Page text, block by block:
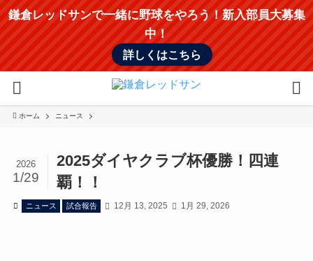
鎌倉レッドサンで一緒に野球をやろう！新入部員大募集
中！
詳しくはこちら
ホーム ニュース
2025ダイヤクラブ杯優勝！四連
覇！！
2026
1/29
ニュース 試合報告 12月 13, 2025 1月 29, 2026